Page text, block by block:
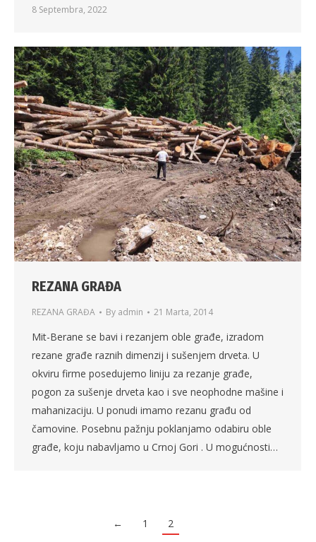
8 Septembra, 2022
REZANA GRAĐA
REZANA GRAĐA By admin 21 Marta, 2014
Mit-Berane se bavi i rezanjem oble građe, izradom
rezane građe raznih dimenzij i sušenjem drveta. U
okviru firme posedujemo liniju za rezanje građe,
pogon za sušenje drveta kao i sve neophodne mašine i
mahanizaciju. U ponudi imamo rezanu građu od
čamovine. Posebnu pažnju poklanjamo odabiru oble
građe, koju nabavljamo u Crnoj Gori . U mogućnosti…
← 1 2